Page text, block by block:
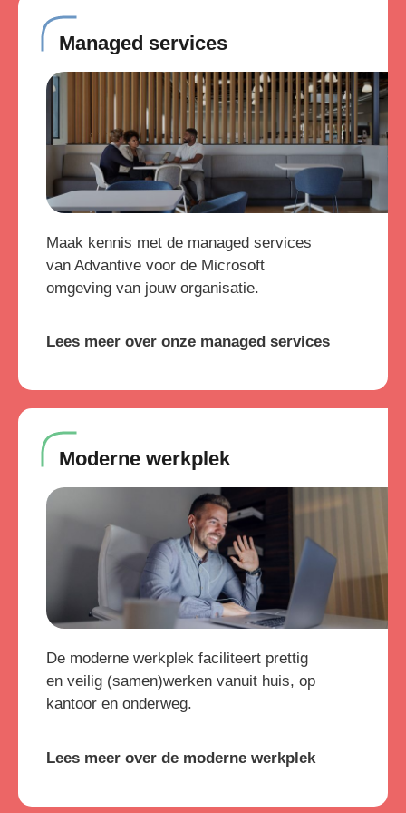
Managed services
Maak kennis met de managed services
van Advantive voor de Microsoft
omgeving van jouw organisatie.
Lees meer over onze managed services
Moderne werkplek
De moderne werkplek faciliteert prettig
en veilig (samen)werken vanuit huis, op
kantoor en onderweg.
Lees meer over de moderne werkplek